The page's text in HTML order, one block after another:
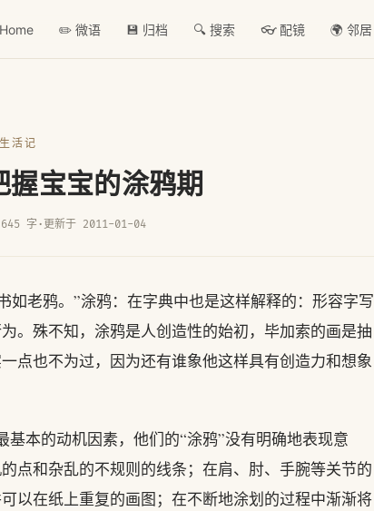
Home ✏️ 微语 💾 归档 🔍 搜索 👓 配镜 🌍 邻居
生活记
握宝宝的涂鸦期
645 字 · 更新于 2011-01-04
鸦。”涂鸦：在字典中也是这样解释的：形容字写
。殊不知，涂鸦是人创造性的始初，毕加索的画是抽
点也不为过，因为还有谁象他这样具有创造力和想象
本的动机因素，他们的“涂鸦”没有明确地表现意
点和杂乱的不规则的线条；在肩、肘、手腕等关节的
以在纸上重复的画图；在不断地涂划的过程中渐渐将